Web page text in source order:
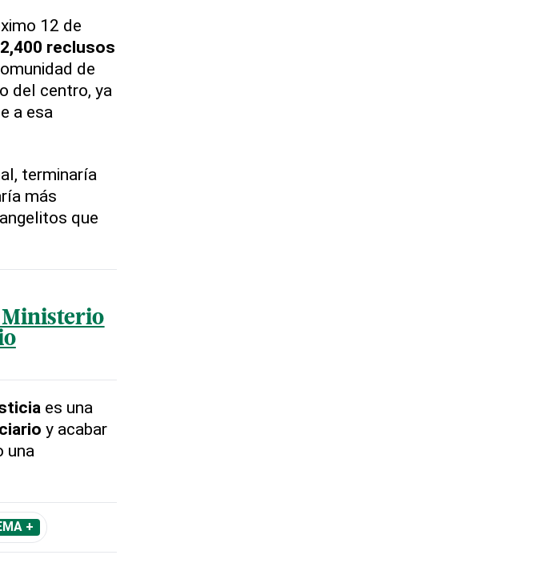
12 de
2,400 reclusos
de
del centro, ya
a esa
terminaría
más
que
Ministerio
es una
y acabar
una
+